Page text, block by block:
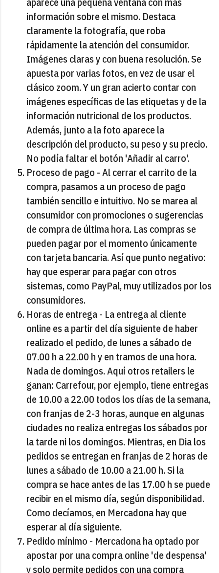
información sobre el mismo. Destaca
claramente la fotografía, que roba
rápidamente la atención del consumidor.
Imágenes claras y con buena resolución. Se
apuesta por varias fotos, en vez de usar el
clásico zoom. Y un gran acierto contar con
imágenes específicas de las etiquetas y de la
información nutricional de los productos.
Además, junto a la foto aparece la
descripción del producto, su peso y su precio.
No podía faltar el botón 'Añadir al carro'.
Proceso de pago - Al cerrar el carrito de la
compra, pasamos a un proceso de pago
también sencillo e intuitivo. No se marea al
consumidor con promociones o sugerencias
de compra de última hora. Las compras se
pueden pagar por el momento únicamente
con tarjeta bancaria. Así que punto negativo:
hay que esperar para pagar con otros
sistemas, como PayPal, muy utilizados por los
consumidores.
Horas de entrega - La entrega al cliente
online es a partir del día siguiente de haber
realizado el pedido, de lunes a sábado de
07.00 h a 22.00 h y en tramos de una hora.
Nada de domingos. Aquí otros retailers le
ganan: Carrefour, por ejemplo, tiene entregas
de 10.00 a 22.00 todos los días de la semana,
con franjas de 2-3 horas, aunque en algunas
ciudades no realiza entregas los sábados por
la tarde ni los domingos. Mientras, en Dia los
pedidos se entregan en franjas de 2 horas de
lunes a sábado de 10.00 a 21.00 h. Si la
compra se hace antes de las 17.00 h se puede
recibir en el mismo día, según disponibilidad.
Como decíamos, en Mercadona hay que
esperar al día siguiente.
Pedido mínimo - Mercadona ha optado por
apostar por una compra online 'de despensa'
y solo permite pedidos con una compra